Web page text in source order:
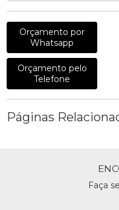
Orçamento por
Whatsapp
Orçamento pelo
Telefone
Páginas
Faça